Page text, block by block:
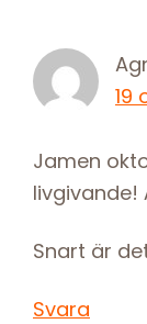
19
Jamen
livgivande!
Snart är
Svara